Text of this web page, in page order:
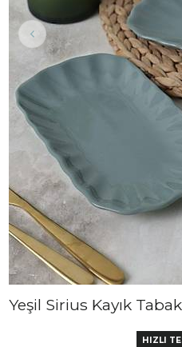
Yeşil Sirius Kayık
HIZLI